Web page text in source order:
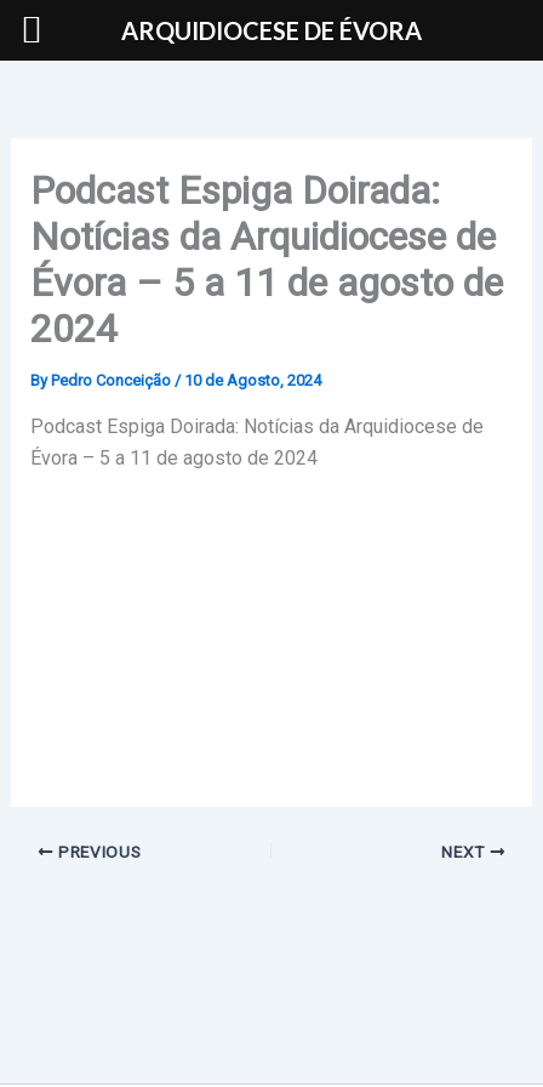
Skip
Podcast Espiga Doirada:
Notícias da Arquidiocese de
Évora – 5 a 11 de agosto de
2024
By Pedro Conceição / 10 de Agosto, 2024
Podcast Espiga Doirada: Notícias da Arquidiocese de
Évora – 5 a 11 de agosto de 2024
PREVIOUS NEXT
ARQUIDIOCESE DE ÉVORA